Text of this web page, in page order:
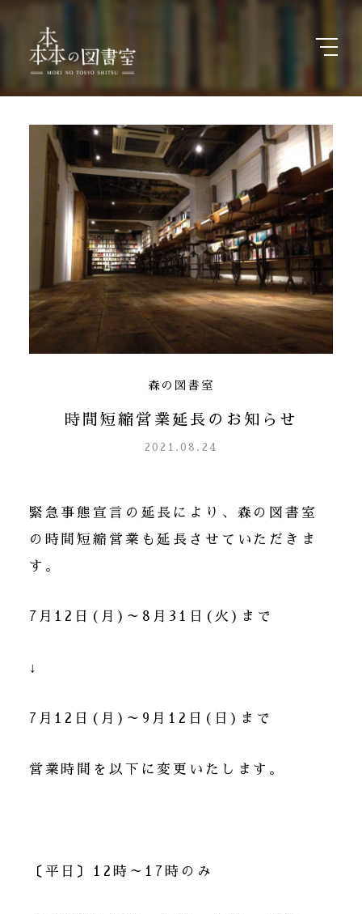
森の図書室
時間短縮営業延長のお知らせ
2021.08.24
緊急事態宣言の延長により、森の図書室
の時間短縮営業も延長させていただきま
す。
7月12日(月)～8月31日(火)まで
↓
7月12日(月)～9月12日(日)まで
営業時間を以下に変更いたします。
〔平日〕12時～17時のみ